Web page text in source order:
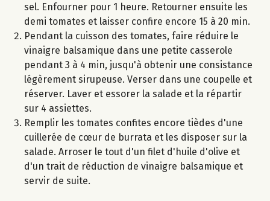
sel. Enfourner pour 1 heure. Retourner ensuite les
demi tomates et laisser confire encore 15 à 20 min.
Pendant la cuisson des tomates, faire réduire le
vinaigre balsamique dans une petite casserole
pendant 3 à 4 min, jusqu'à obtenir une consistance
légèrement sirupeuse. Verser dans une coupelle et
réserver. Laver et essorer la salade et la répartir
sur 4 assiettes.
Remplir les tomates confites encore tièdes d'une
cuillerée de cœur de burrata et les disposer sur la
salade. Arroser le tout d'un filet d'huile d'olive et
d'un trait de réduction de vinaigre balsamique et
servir de suite.